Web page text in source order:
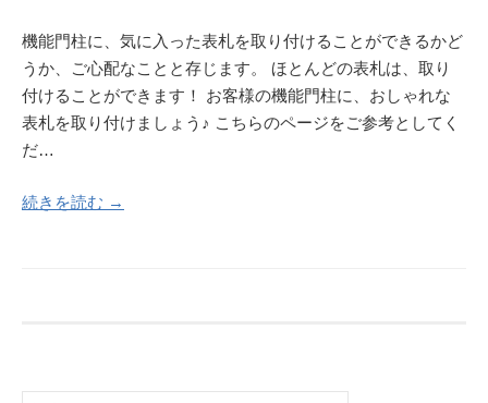
機能門柱に、気に入った表札を取り付けることができるかど
うか、ご心配なことと存じます。 ほとんどの表札は、取り
付けることができます！ お客様の機能門柱に、おしゃれな
表札を取り付けましょう♪ こちらのページをご参考としてく
だ…
続きを読む →
検